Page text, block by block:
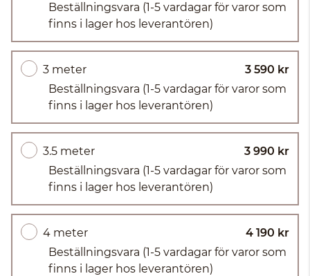
Beställningsvara (1-5 vardagar för varor som
finns i lager hos leverantören)
3 meter
3 590 kr
Beställningsvara (1-5 vardagar för varor som
finns i lager hos leverantören)
3.5 meter
3 990 kr
Beställningsvara (1-5 vardagar för varor som
finns i lager hos leverantören)
4 meter
4 190 kr
Beställningsvara (1-5 vardagar för varor som
finns i lager hos leverantören)